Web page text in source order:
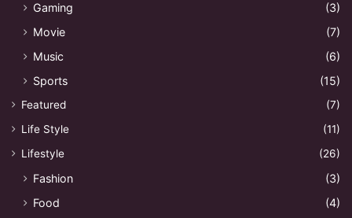
Gaming
(3)
Movie
(7)
Music
(6)
Sports
(15)
Featured
(7)
Life Style
(11)
Lifestyle
(26)
Fashion
(3)
Food
(4)